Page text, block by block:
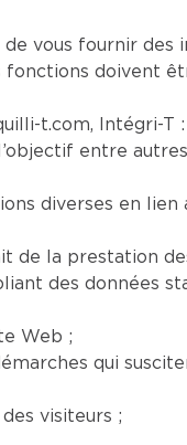
vous fournir des
fonctions doivent
t.com, Intégri-T :
entre
diverses en
de la prestation
des données
Web ;
qui
visiteurs ;